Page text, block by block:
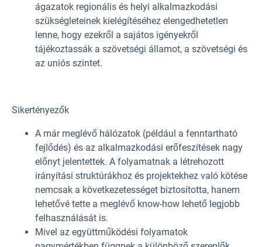
ágazatok regionális és helyi alkalmazkodási
szükségleteinek kielégítéséhez elengedhetetlen
lenne, hogy ezekről a sajátos igényekről
tájékoztassák a szövetségi államot, a szövetségi és
az uniós szintet.
Sikertényezők
A már meglévő hálózatok (például a fenntartható
fejlődés) és az alkalmazkodási erőfeszítések nagy
előnyt jelentettek. A folyamatnak a létrehozott
irányítási struktúrákhoz és projektekhez való kötése
nemcsak a következetességet biztosította, hanem
lehetővé tette a meglévő know-how lehető legjobb
felhasználását is.
Mivel az együttműködési folyamatok